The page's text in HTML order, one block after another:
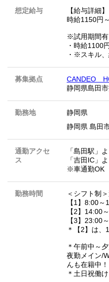
想定給与
【給与詳細】
時給1150円～
※試用期間有
・時給1100
・※スキル
募集拠点
CANDEO
静岡県島田
勤務地
静岡県
静岡県 島田
通勤アクセ
ス
「島田駅」
「吉田IC」
※車通勤OK
勤務時間
＜シフト制
【1】8:00～
【2】14:00
【3】23:00
＊【2】は、
＊午前中～
夜勤メイン/
んも在籍中！
＊土日祝働